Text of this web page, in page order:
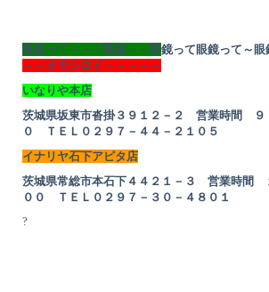
眼鏡って～～～眼鏡～～眼鏡って眼鏡って～眼
～～オモシロイ～～～～～
いなりや本店
茨城県坂東市沓掛３９１２－２ 営業時間 ９
０ ＴＥＬ０２９７－４４－２１０５
イナリヤ石下アピタ店
茨城県常総市本石下４４２１－３ 営業時間
００ ＴＥＬ０２９７－３０－４８０１
?